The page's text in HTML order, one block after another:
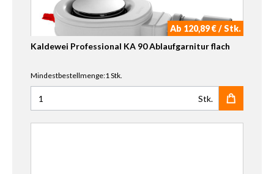
Ab 120,89 € / Stk.
Kaldewei Professional KA 90 Ablaufgarnitur flach
Mindestbestellmenge:1 Stk.
Anzahl für Kaldewei Professional KA 90 Ablaufgarnitur
Stk.